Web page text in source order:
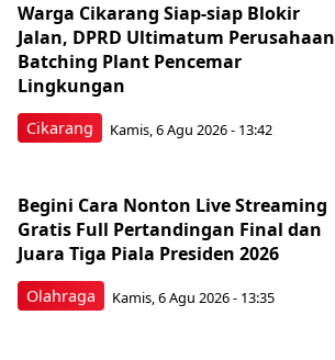
Cikarang
Warga Cikarang Siap-siap Blokir
Jalan, DPRD Ultimatum Perusahaan
Batching Plant Pencemar
Lingkungan
Kamis, 6 Agu 2026 - 13:42
Olahraga
Begini Cara Nonton Live Streaming
Gratis Full Pertandingan Final dan
Juara Tiga Piala Presiden 2026
Kamis, 6 Agu 2026 - 13:35